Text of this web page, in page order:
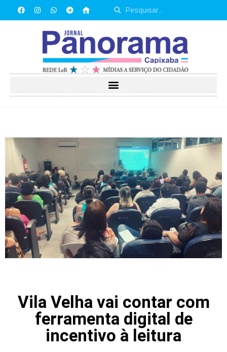
Vila Velha vai contar com
ferramenta digital de
incentivo à leitura